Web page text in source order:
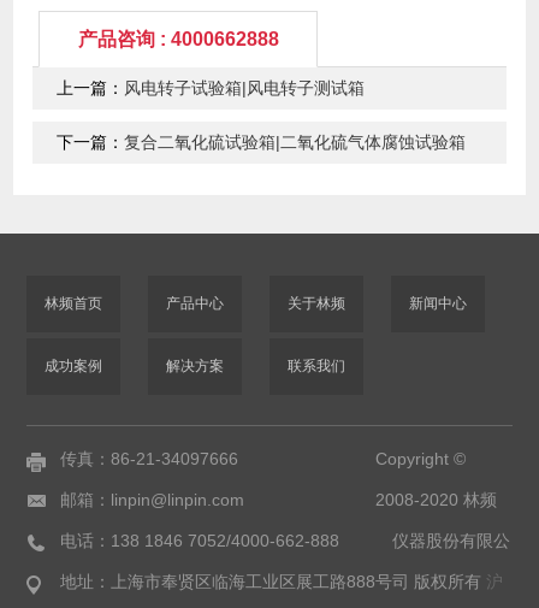
产品咨询 : 4000662888
上一篇： 风电转子试验箱|风电转子测试箱
下一篇：复合二氧化硫试验箱|二氧化硫气体腐蚀试验箱
林频首页 产品中心 关于林频 新闻中心
成功案例 解决方案 联系我们
传真：86-21-34097666
邮箱：linpin@linpin.com
电话：138 1846 7052/4000-662-888
地址：上海市奉贤区临海工业区展工路888号
Copyright ©
2008-2020 林频
仪器股份有限公
司 版权所有 沪